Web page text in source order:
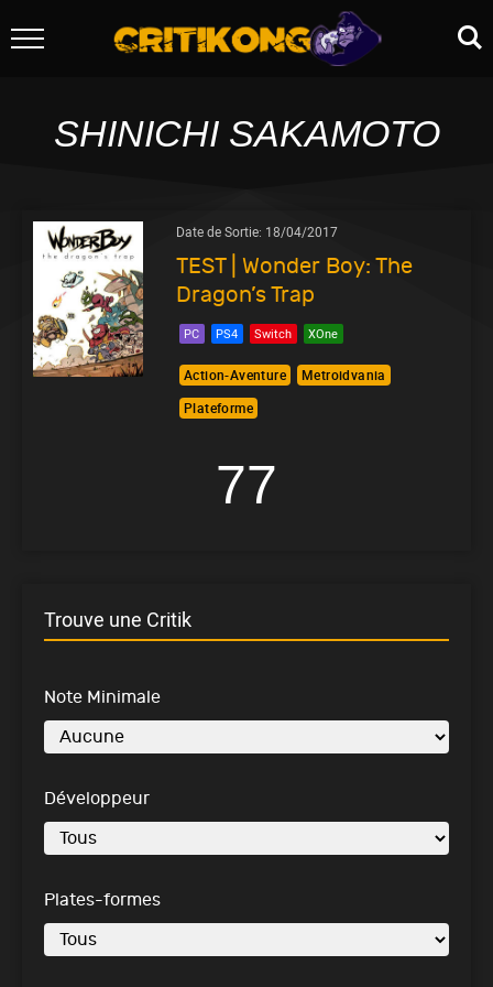
SHINICHI SAKAMOTO
Date de Sortie: 18/04/2017
TEST | Wonder Boy: The
Dragon’s Trap
PC PS4 Switch XOne
Action-Aventure
Metroidvania
Plateforme
77
Trouve une Critik
Note Minimale
Développeur
Plates-formes